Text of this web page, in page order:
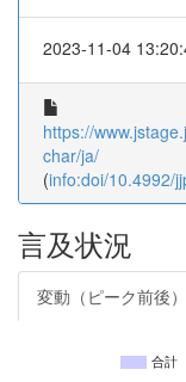
2023-11-04
https://
char/ja/
(info:doi/10.4992/
言及状況
変動（ピーク前後）
合計